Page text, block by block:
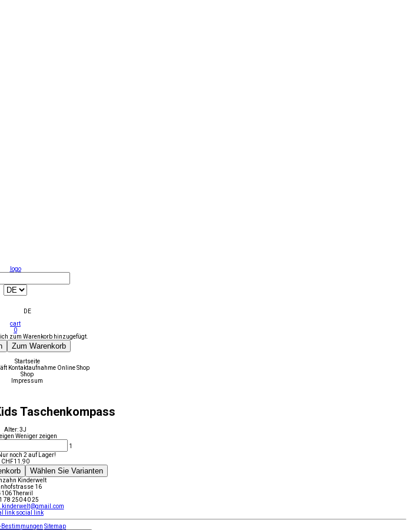
logo
DE
cart
0
zum Warenkorb hinzugefügt.
Zum Warenkorb
Startseite
Kontaktaufnahme Online Shop
Shop
Impressum
Taschenkompass
Alter: 3J
Weniger zeigen
1
noch 2 auf Lager!
CHF11.90
Wählen Sie Varianten
Kinderwelt
16
Therwil
78 250 40 25
link social link
Bestimmungen Sitemap